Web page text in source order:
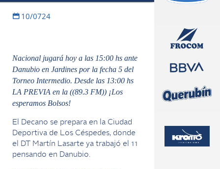
10/0724
Nacional jugará hoy a las 15:00 hs ante
Danubio en Jardines por la fecha 5 del
Torneo Intermedio. Desde las 13:00 hs
LA PREVIA en la ((89.3 FM)) ¡Los
esperamos Bolsos!
El Decano se prepara en la Ciudad
Deportiva de Los Céspedes, donde
el DT Martín Lasarte ya trabajó el 11
pensando en Danubio.